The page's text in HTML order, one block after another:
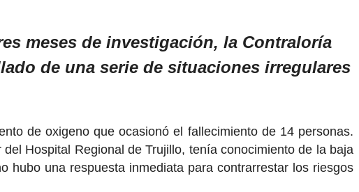
meses de investigación, la Contraloría
de una serie de situaciones irregulares
de oxigeno que ocasionó el fallecimiento de 14 personas.
Hospital Regional de Trujillo, tenía conocimiento de la baja
hubo una respuesta inmediata para contrarrestar los riesgos